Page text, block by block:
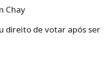
Chay
direito de votar após ser